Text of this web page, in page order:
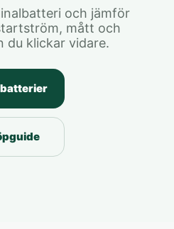
och jämför
mått och
du klickar vidare.